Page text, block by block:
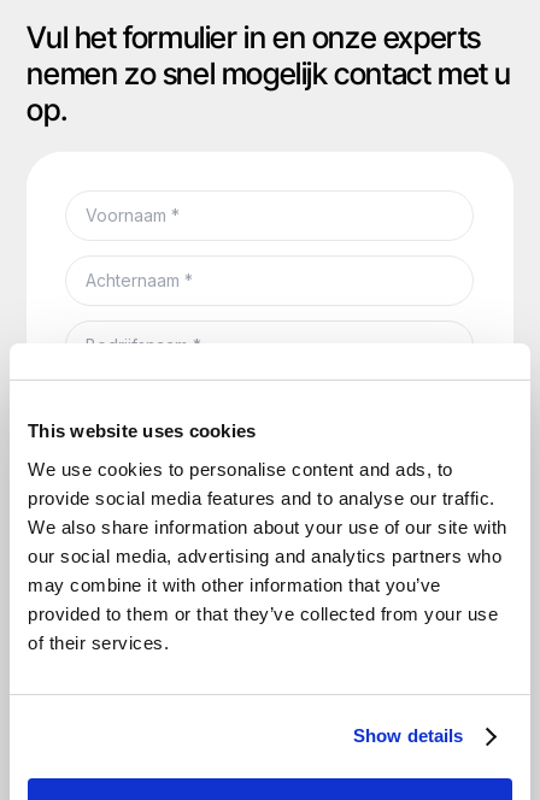
This website uses cookies
We use cookies to personalise content and ads, to
provide social media features and to analyse our traffic.
We also share information about your use of our site with
our social media, advertising and analytics partners who
may combine it with other information that you’ve
provided to them or that they’ve collected from your use
of their services.
Show details
Vul het formulier in en onze experts
nemen zo snel mogelijk contact met u
op.